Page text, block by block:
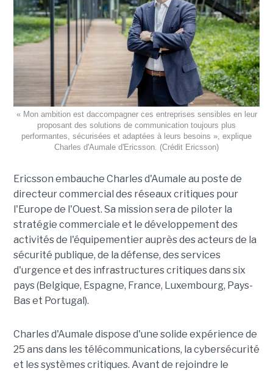
« Mon ambition est daccompagner ces entreprises sensibles en leur
proposant des solutions de communication toujours plus
performantes, sécurisées et adaptées à leurs besoins », explique
Charles d'Aumale d'Ericsson. (Crédit Ericsson)
Ericsson embauche Charles d'Aumale au poste de
directeur commercial des réseaux critiques pour
l'Europe de l'Ouest. Sa mission sera de piloter la
stratégie commerciale et le développement des
activités de l'équipementier auprès des acteurs de la
sécurité publique, de la défense, des services
d'urgence et des infrastructures critiques dans six
pays (Belgique, Espagne, France, Luxembourg, Pays-
Bas et Portugal).
Charles d'Aumale dispose d'une solide expérience de
25 ans dans les télécommunications, la cybersécurité
et les systèmes critiques. Avant de rejoindre le